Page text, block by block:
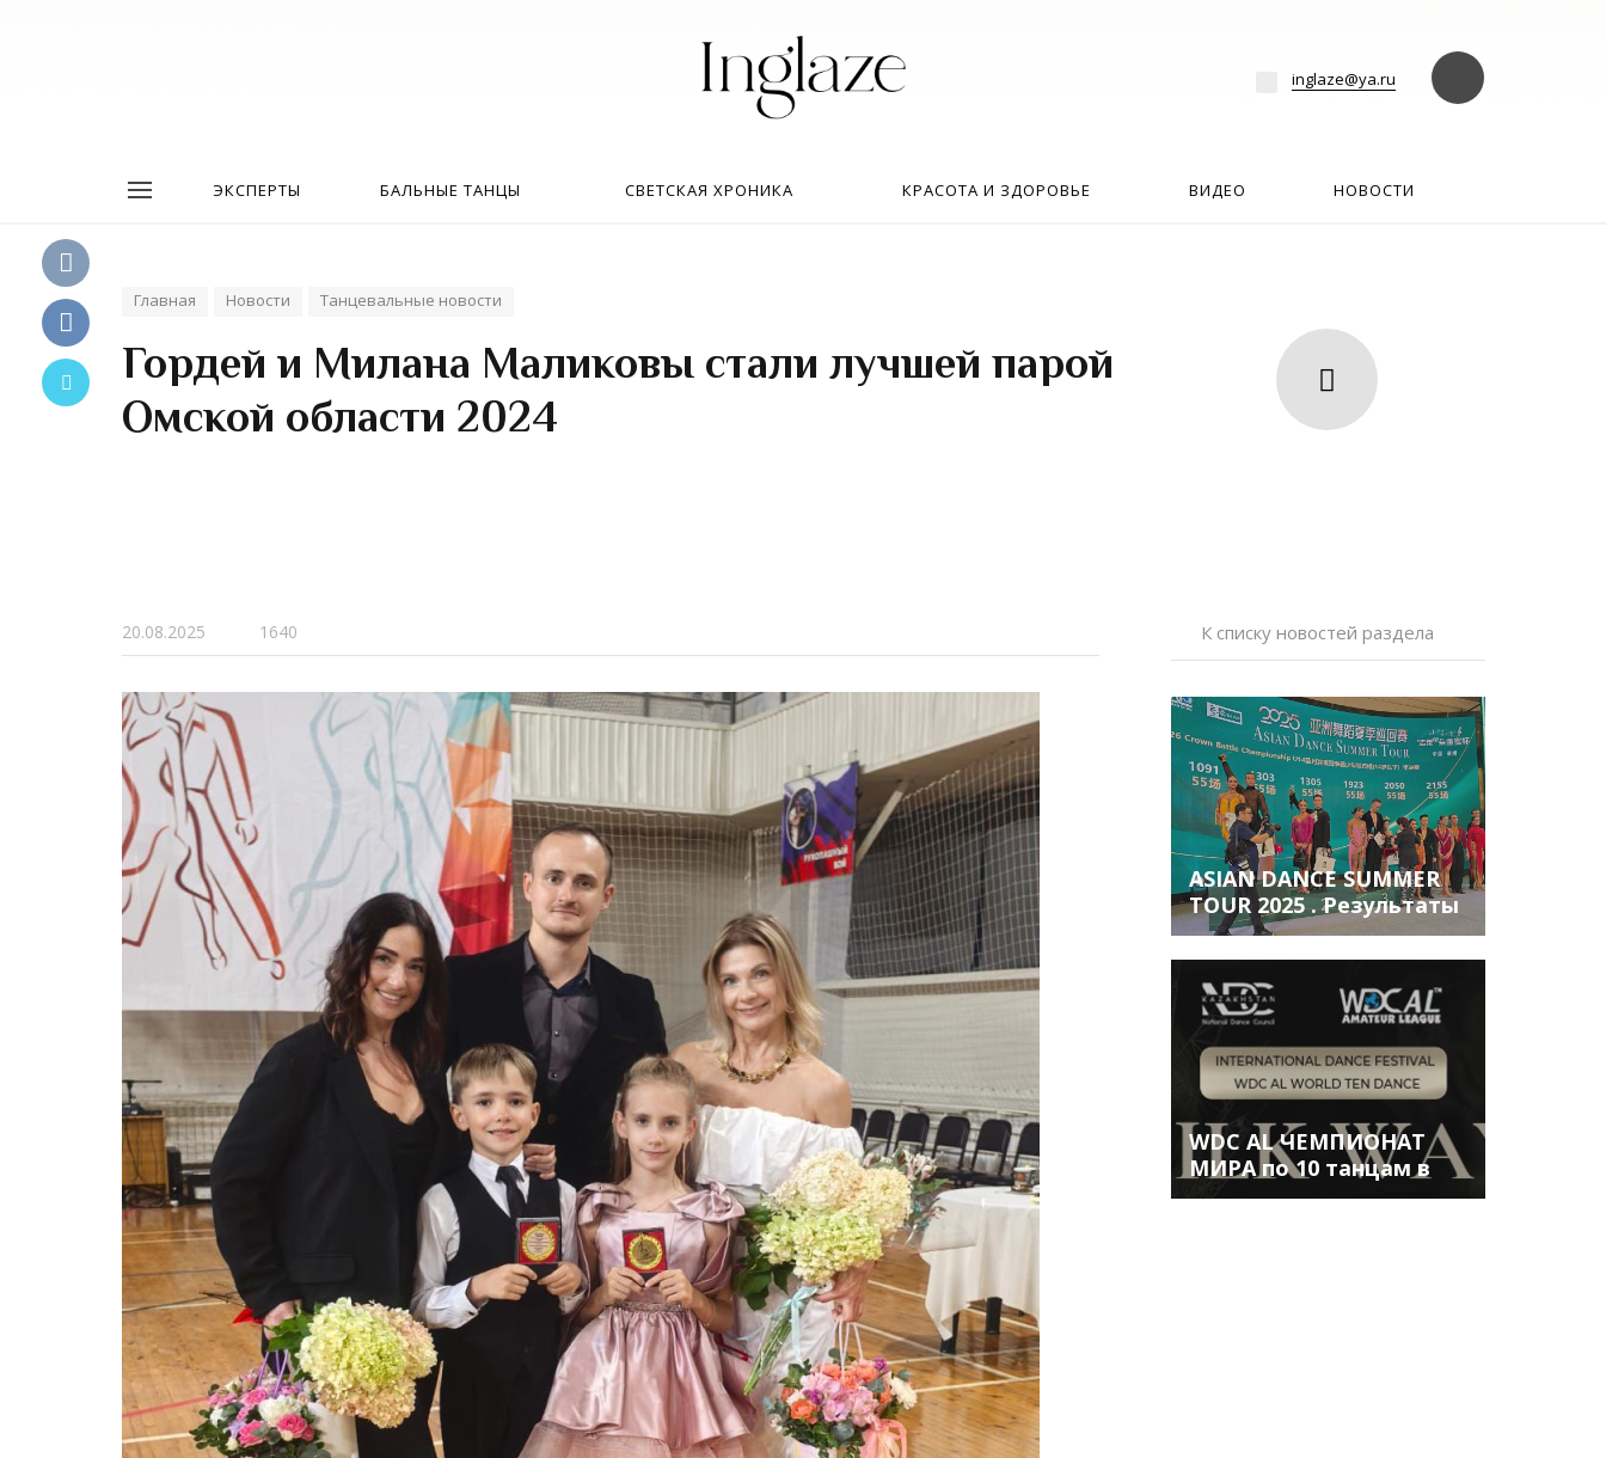
inglaze@ya.ru
ЭКСПЕРТЫ БАЛЬНЫЕ ТАНЦЫ СВЕТСКАЯ ХРОНИКА КРАСОТА И ЗДОРОВЬЕ ВИДЕО НОВОСТИ
Главная Новости Танцевальные новости
Гордей и Милана Маликовы стали лучшей парой
Омской области 2024
К списку новостей раздела
ASIAN DANCE SUMMER
TOUR 2025 . Результаты
и репортаж с турнира
WDC AL ЧЕМПИОНАТ
МИРА по 10 танцам в
Астане. Трансляция,
20.08.2025 1640